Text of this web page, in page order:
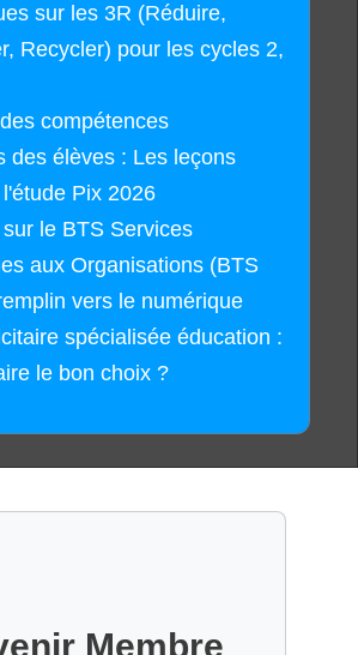
sur les 3R (Réduire,
Recycler) pour les cycles 2,
compétences
des élèves : Les leçons
Pix 2026
le BTS Services
aux Organisations (BTS
vers le numérique
spécialisée éducation :
le bon choix ?
Membre